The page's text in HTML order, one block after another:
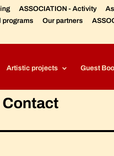
ASSOCIATION - Activity
programs Our partners
Artistic projects Guest